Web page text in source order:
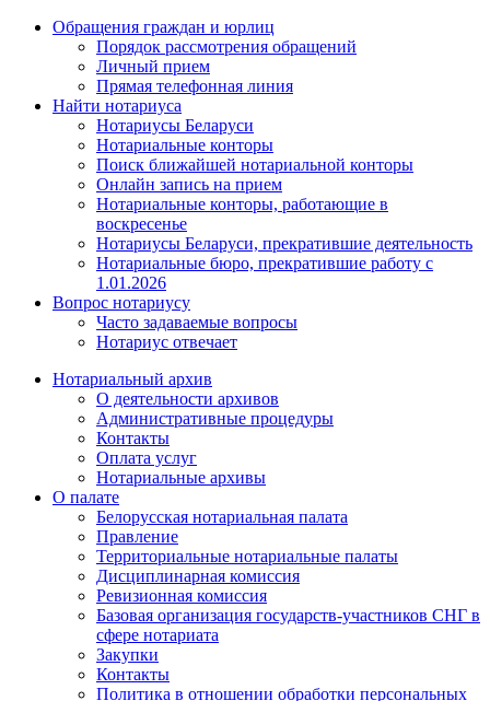
Обращения граждан и юрлиц
Порядок рассмотрения обращений
Личный прием
Прямая телефонная линия
Найти нотариуса
Нотариусы Беларуси
Нотариальные конторы
Поиск ближайшей нотариальной конторы
Онлайн запись на прием
Нотариальные конторы, работающие в
воскресенье
Нотариусы Беларуси, прекратившие деятельность
Нотариальные бюро, прекратившие работу с
1.01.2026
Вопрос нотариусу
Часто задаваемые вопросы
Нотариус отвечает
Нотариальный архив
О деятельности архивов
Административные процедуры
Контакты
Оплата услуг
Нотариальные архивы
О палате
Белорусская нотариальная палата
Правление
Территориальные нотариальные палаты
Дисциплинарная комиссия
Ревизионная комиссия
Базовая организация государств-участников СНГ в
сфере нотариата
Закупки
Контакты
Политика в отношении обработки персональных